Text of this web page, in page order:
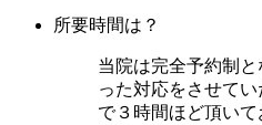
所要時間は？
当院は完全予約制
った対応をさせて
で３時間ほど頂い